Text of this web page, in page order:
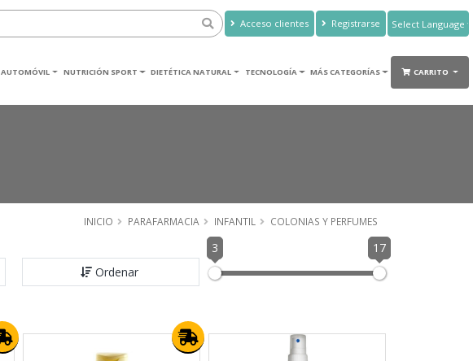
Acceso clientes Registrarse
Translate
AUTOMÓVIL NUTRICIÓN SPORT DIETÉTICA NATURAL TECNOLOGÍA MÁS CATEGORÍAS CARRITO
INICIO PARAFARMACIA INFANTIL COLONIAS Y PERFUMES
Ordenar
3 17